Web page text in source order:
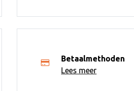
Betaalmethoden
Lees meer